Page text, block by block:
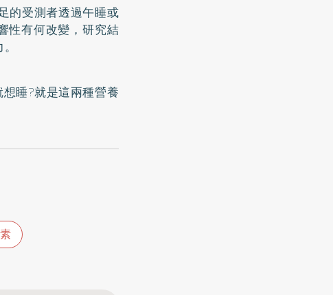
的受測者透過午睡或
性有何改變，研究結
睡?就是這兩種營養